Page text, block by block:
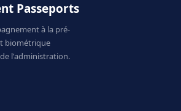
Passeports
à la pré-
biométrique
l'administration.